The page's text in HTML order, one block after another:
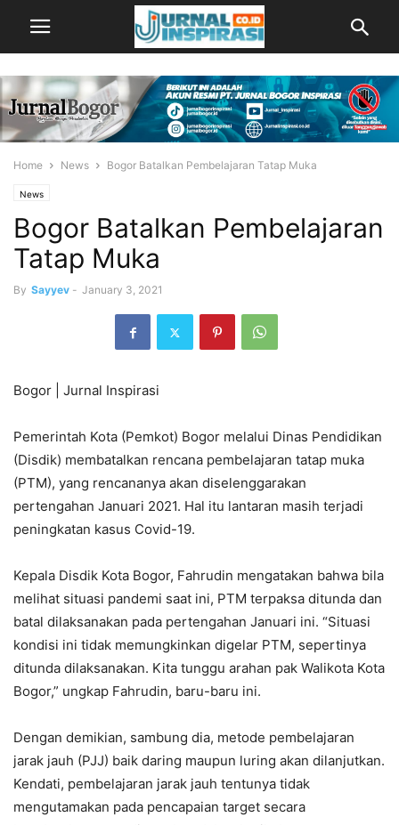
Home News Bogor Batalkan Pembelajaran Tatap Muka
News
Bogor Batalkan Pembelajaran
Tatap Muka
By Sayyev - January 3, 2021
Bogor | Jurnal Inspirasi
Pemerintah Kota (Pemkot) Bogor melalui Dinas Pendidikan
(Disdik) membatalkan rencana pembelajaran tatap muka
(PTM), yang rencananya akan diselenggarakan
pertengahan Januari 2021. Hal itu lantaran masih terjadi
peningkatan kasus Covid-19.
Kepala Disdik Kota Bogor, Fahrudin mengatakan bahwa bila
melihat situasi pandemi saat ini, PTM terpaksa ditunda dan
batal dilaksanakan pada pertengahan Januari ini. “Situasi
kondisi ini tidak memungkinkan digelar PTM, sepertinya
ditunda dilaksanakan. Kita tunggu arahan pak Walikota Kota
Bogor,” ungkap Fahrudin, baru-baru ini.
Dengan demikian, sambung dia, metode pembelajaran
jarak jauh (PJJ) baik daring maupun luring akan dilanjutkan.
Kendati, pembelajaran jarak jauh tentunya tidak
mengutamakan pada pencapaian target secara